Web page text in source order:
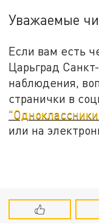
Уважаемые
Если вам есть
Царьград
наблюдения,
странички в
или на